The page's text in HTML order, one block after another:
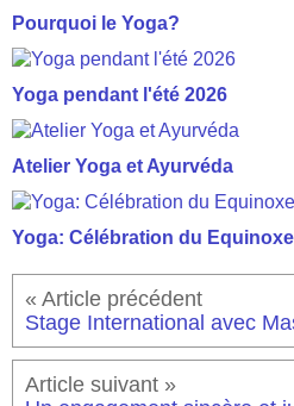
Pourquoi le Yoga?
Yoga pendant l'été 2026
Atelier Yoga et Ayurvéda
Yoga: Célébration du